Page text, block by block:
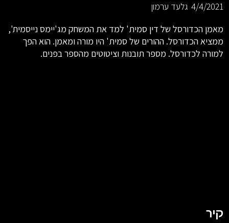
4/4/2021 גלעד ערמון
מאמן הכדורסל של דין סמית' למד את המשחק מג'יימס נייסמית',
ממציא הכדורסל. ההורים של סמית' היו מורה ומאמן. הוא הפך
למורה לכדורסל. מספר תובנות וציטוטים מהספר בפנים.
קיר